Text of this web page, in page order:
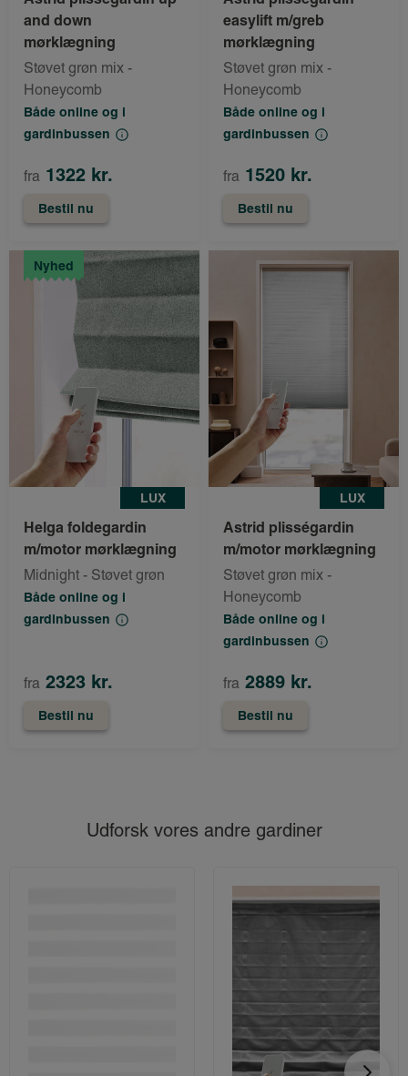
and down
mørklægning
Støvet grøn mix -
Honeycomb
Både online og i
gardinbussen
fra 1322 kr.
Bestil nu
easylift m/greb
mørklægning
Støvet grøn mix -
Honeycomb
Både online og i
gardinbussen
fra 1520 kr.
Bestil nu
Nyhed
LUX
Helga foldegardin
m/motor mørklægning
Midnight - Støvet grøn
Både online og i
gardinbussen
fra 2323 kr.
Bestil nu
LUX
Astrid plisségardin
m/motor mørklægning
Støvet grøn mix -
Honeycomb
Både online og i
gardinbussen
fra 2889 kr.
Bestil nu
Udforsk vores andre gardiner